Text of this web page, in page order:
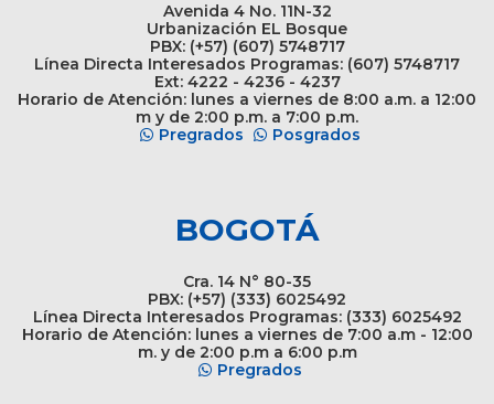
Avenida 4 No. 11N-32
Urbanización EL Bosque
PBX: (+57) (607) 5748717
Línea Directa Interesados Programas: (607) 5748717
Ext: 4222 - 4236 - 4237
Horario de Atención: lunes a viernes de 8:00 a.m. a 12:00
m y de 2:00 p.m. a 7:00 p.m.
Pregrados
Posgrados
BOGOTÁ
Cra. 14 N° 80-35
PBX: (+57) (333) 6025492
Línea Directa Interesados Programas: (333) 6025492
Horario de Atención: lunes a viernes de 7:00 a.m - 12:00
m. y de 2:00 p.m a 6:00 p.m
Pregrados